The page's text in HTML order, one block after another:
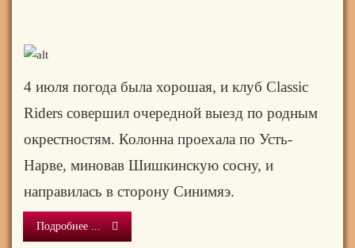
4 июля погода была хорошая, и клуб Classic
Riders совершил очередной выезд по родным
окрестностям. Колонна проехала по Усть-
Нарве, миновав Шишкинскую сосну, и
направилась в сторону Синимяэ.
Подробнее ...